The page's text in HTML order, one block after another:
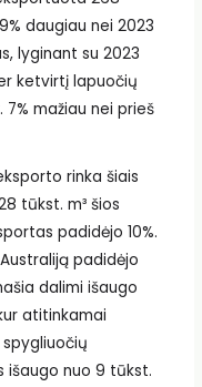
daugiau nei 2023
lyginant su 2023
ketvirtį lapuočių
mažiau nei prieš
rinka šiais
tūkst. m³ šios
padidėjo 10%.
padidėjo
dalimi išaugo
atitinkamai
spygliuočių
išaugo nuo 9 tūkst.